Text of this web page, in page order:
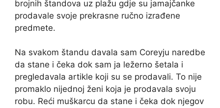
brojnih štandova uz plažu gdje su jamajčanke
prodavale svoje prekrasne ručno izrađene
predmete.
Na svakom štandu davala sam Coreyju naredbe
da stane i čeka dok sam ja ležerno šetala i
pregledavala artikle koji su se prodavali. To nije
promaklo nijednoj ženi koja je prodavala svoju
robu. Reći muškarcu da stane i čeka dok njegov